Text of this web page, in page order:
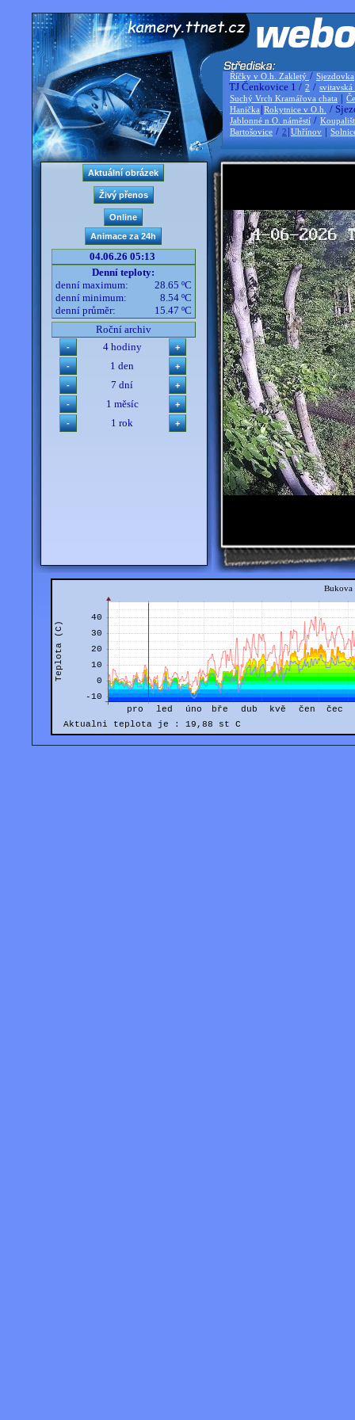
Říčky v O.h. Zakletý / Sjezdovka
TJ Čenkovice 1 / 2 / svitavská
Suchý Vrch Kramářova chata |
Hanička |Rokytnice v O.h. /
Jablonné n O. náměstí /
Bartošovice / 2 |Uhřínov |
04.06.26 05:13
Denní teploty:
denní maximum:
28.65 ºC
denní minimum:
8.54 ºC
denní průměr:
15.47 ºC
Roční archiv
4 hodiny
1 den
7 dní
1 měsíc
1 rok